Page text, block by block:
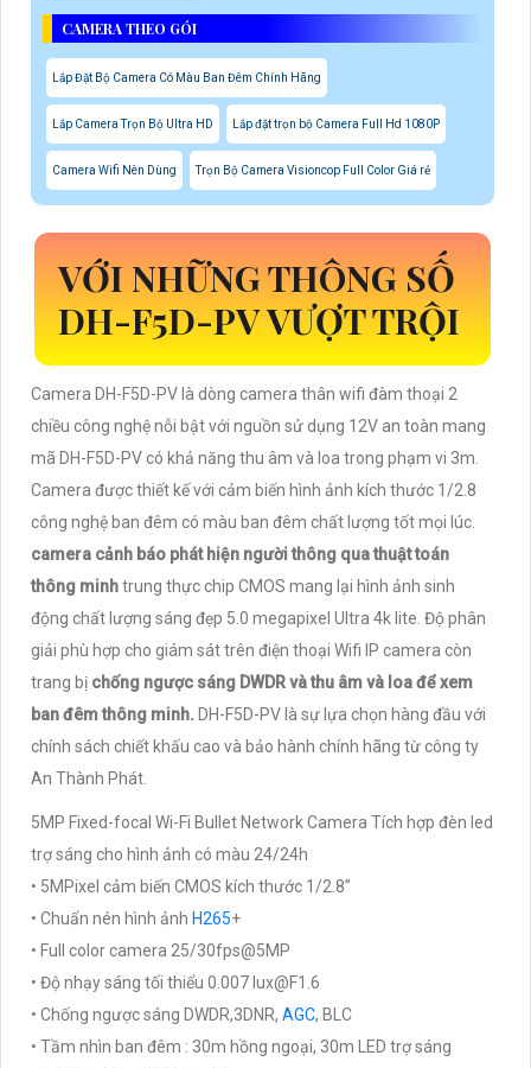
CAMERA THEO GÓI
Lắp Đặt Bộ Camera Có Màu Ban Đêm Chính Hãng
Lắp Camera Trọn Bộ Ultra HD Lắp đặt trọn bộ Camera Full Hd 1080P
Camera Wifi Nên Dùng Trọn Bộ Camera Visioncop Full Color Giá rẻ
VỚI NHỮNG THÔNG SỐ
DH-F5D-PV VƯỢT TRỘI
Camera DH-F5D-PV là dòng camera thân wifi đàm thoại 2
chiều công nghệ nỗi bật với nguồn sử dụng 12V an toàn mang
mã DH-F5D-PV có khả năng thu âm và loa trong phạm vi 3m.
Camera được thiết kế với cảm biến hình ảnh kích thước 1/2.8
công nghệ ban đêm có màu ban đêm chất lượng tốt mọi lúc.
camera cảnh báo phát hiện người thông qua thuật toán
thông minhtrung thực chip CMOS mang lại hình ảnh sinh
động chất lượng sáng đẹp 5.0 megapixel Ultra 4k lite. Độ phân
giải phù hợp cho giám sát trên điện thoại Wifi IP camera còn
trang bị chống ngược sáng DWDR và thu âm và loa để xem
ban đêm thông minh. DH-F5D-PV là sự lựa chọn hàng đầu với
chính sách chiết khấu cao và bảo hành chính hãng từ công ty
An Thành Phát.
5MP Fixed-focal Wi-Fi Bullet Network Camera Tích hợp đèn led
trợ sáng cho hình ảnh có màu 24/24h
• 5MPixel cảm biến CMOS kích thước 1/2.8”
• Chuẩn nén hình ảnh H265+
• Full color camera 25/30fps@5MP
• Độ nhạy sáng tối thiểu 0.007 lux@F1.6
• Chống ngược sáng DWDR,3DNR, AGC, BLC
• Tầm nhìn ban đêm : 30m hồng ngoại, 30m LED trợ sáng